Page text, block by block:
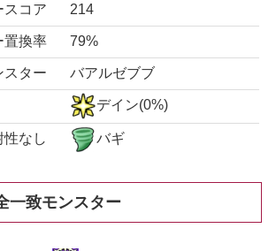
スコア 214
置換率 79%
スター バアルゼブブ
デイン(0%)
性なし バギ
一致モンスター